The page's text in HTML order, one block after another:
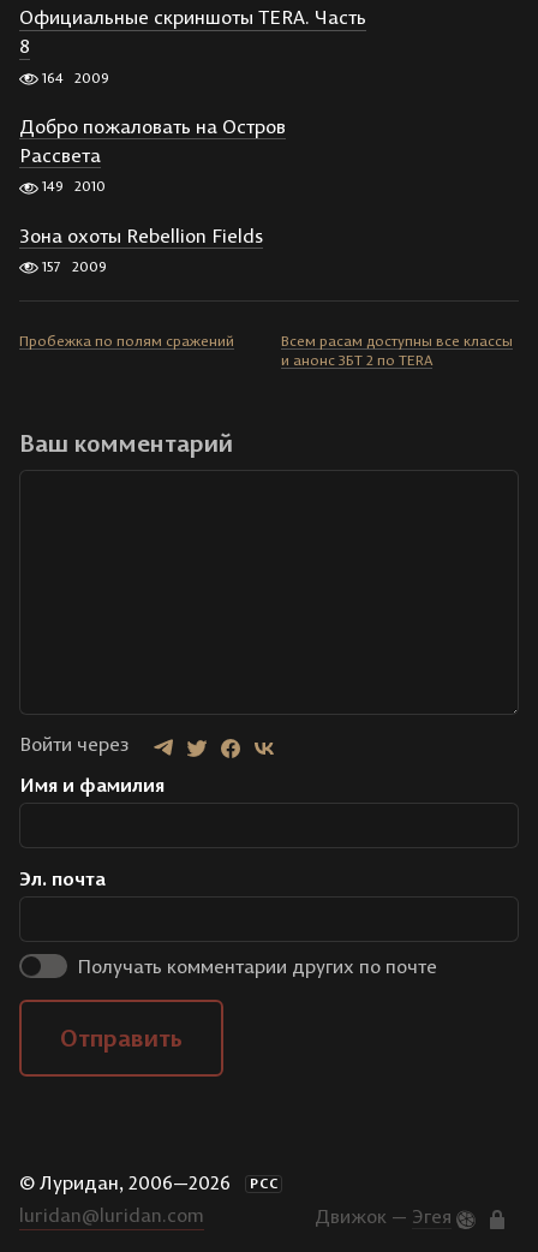
Официальные скриншоты TERA. Часть
8
164 2009
Добро пожаловать на Остров
Рассвета
149 2010
Зона охоты Rebellion Fields
157 2009
Пробежка по полям сражений
Всем расам доступны все классы
и анонс ЗБТ 2 по TERA
Ваш комментарий
Войти через
Имя и фамилия
Эл. почта
Получать комментарии других по почте
Отправить
© Луридан, 2006—2026 РСС
luridan@luridan.com Движок — Эгея